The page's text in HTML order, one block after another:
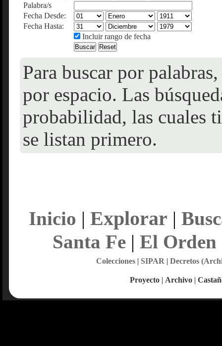
Palabra/s
Fecha Desde:
Fecha Hasta:
Incluir rango de fecha
Para buscar por
por espacio. Las
probabilidad, las cuales
se listan primero.
Inicio | Explorar |
Santa Fe| El Orden
Colecciones| SIPAR | Decretos
Proyecto | Archivo |